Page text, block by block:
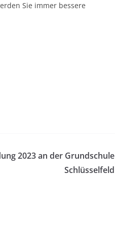
Sie immer bessere
2023 an der Grundschule
Schlüsselfeld